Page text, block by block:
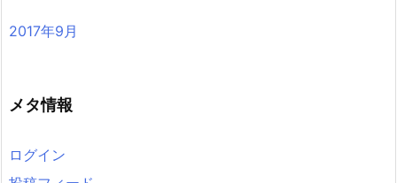
2017年9月
メタ情報
ログイン